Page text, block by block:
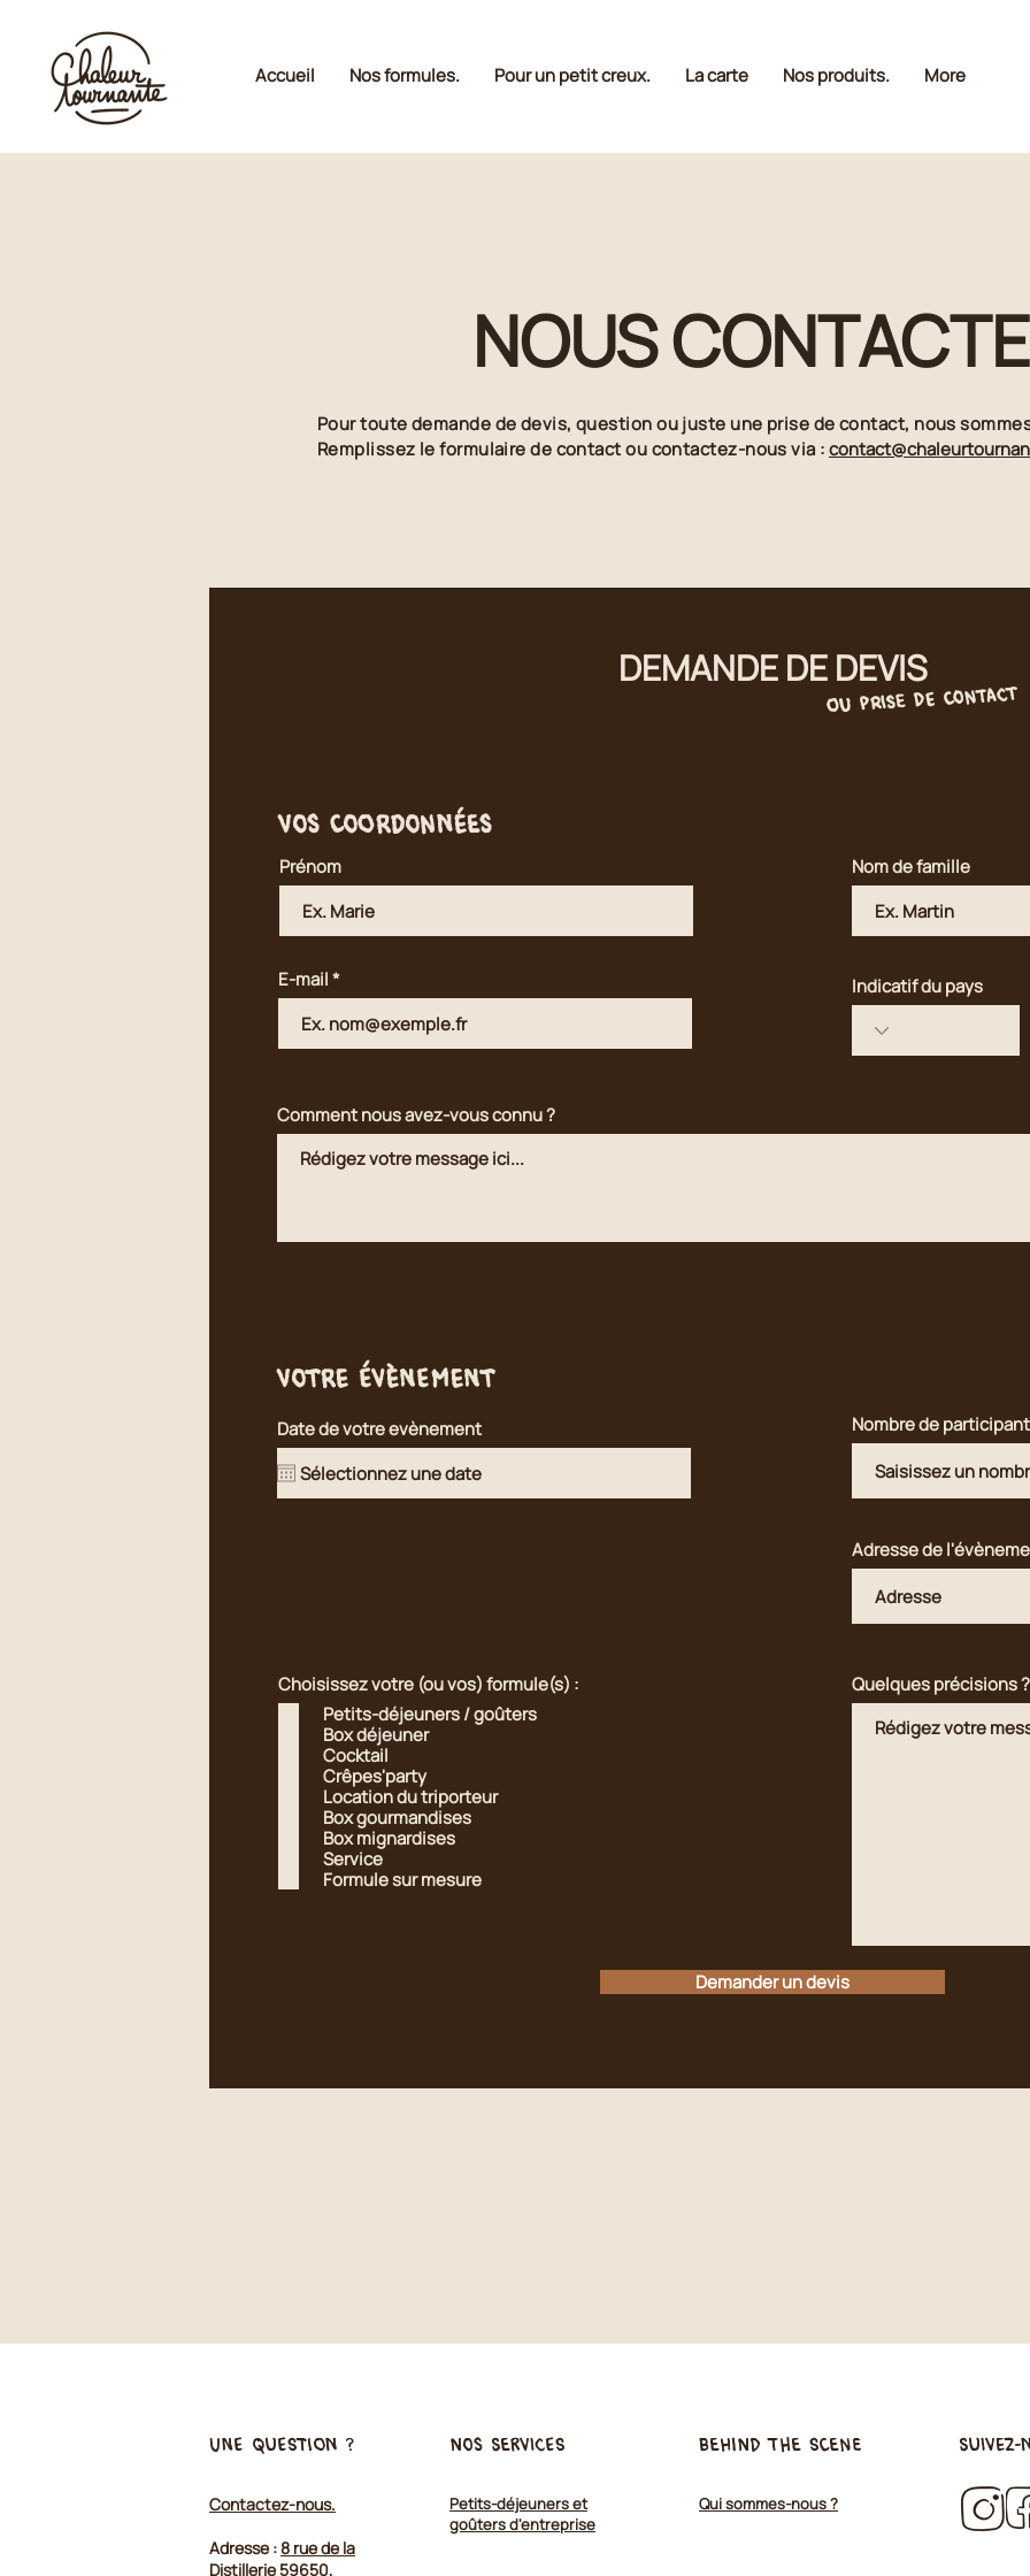
Accueil Nos formules. Pour un petit creux. La carte Nos produits. More
NOUS
Pour toute demande de devis, question ou juste une prise de contact, nous
Remplissez le formulaire de contact ou contactez-nous via :
DEMANDE DE DEVIS
ou prise de contact
VOS COORDONNÉES
Prénom
E-mail
Nom de famille
Indicatif du pays
Comment nous avez-vous connu ?
Votre évènement
Date de votre evènement Nombre de
Adresse de
Choisissez votre (ou vos) formule(s) :
Petits-déjeuners / goûters
Box déjeuner
Cocktail
Crêpes'party
Location du triporteur
Box gourmandises
Box mignardises
Service
Formule sur mesure
Quelques précisions
Demander un devis
une question ?
Contactez-nous.
Adresse :8 rue de la
Distillerie 59650,
Nos services
Petits-déjeuners et
goûters d'entreprise
Behind the scene
Qui sommes-nous ?